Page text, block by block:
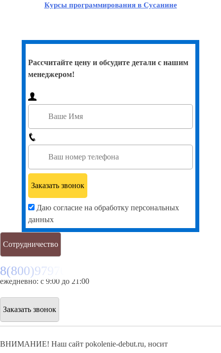
Курсы программирования в Сусанине
Рассчитайте цену и обсудите детали с нашим
менеджером!
Даю согласие на обработку персональных
данных
Сотрудничество
8(800)9797043
ежедневно: с 9:00 до 21:00
Заказать звонок
ВНИМАНИЕ! Наш сайт pokolenie-debut.ru, носит